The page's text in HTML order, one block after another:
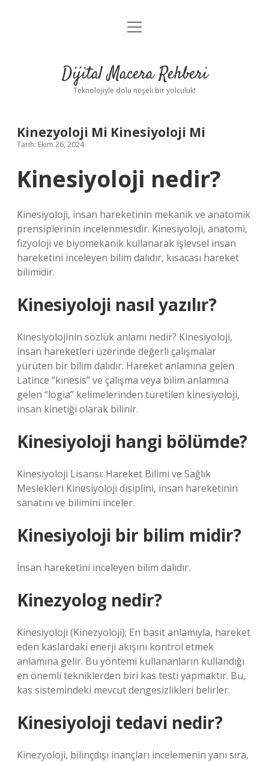
Anasayfa
Yasal Uyarı
menüyü
Dijital Macera Rehberi
Teknolojiyle dolu neşeli bir yolculuk!
Kinezyoloji Mi Kinesiyoloji Mi
Tarih: Ekim 26, 2024
Kinesiyoloji nedir?
Kinesiyoloji, insan hareketinin mekanik ve anatomik
prensiplerinin incelenmesidir. Kinesiyoloji, anatomi,
fizyoloji ve biyomekanik kullanarak işlevsel insan
hareketini inceleyen bilim dalıdır, kısacası hareket
bilimidir.
Kinesiyoloji nasıl yazılır?
Kinesiyolojinin sözlük anlamı nedir? Kinesiyoloji,
insan hareketleri üzerinde değerli çalışmalar
yürüten bir bilim dalıdır. Hareket anlamına gelen
Latince “kinesis” ve çalışma veya bilim anlamına
gelen “logia” kelimelerinden türetilen kinesiyoloji,
insan kinetiği olarak bilinir.
Kinesiyoloji hangi bölümde?
Kinesiyoloji Lisansı: Hareket Bilimi ve Sağlık
Meslekleri Kinesiyoloji disiplini, insan hareketinin
sanatını ve bilimini inceler.
Kinesiyoloji bir bilim midir?
İnsan hareketini inceleyen bilim dalıdır.
Kinezyolog nedir?
Kinesiyoloji (Kinezyoloji); En basit anlamıyla, hareket
eden kaslardaki enerji akışını kontrol etmek
anlamına gelir. Bu yöntemi kullananların kullandığı
en önemli tekniklerden biri kas testi yapmaktır. Bu,
kas sistemindeki mevcut dengesizlikleri belirler.
Kinesiyoloji tedavi nedir?
Kinezyoloji, bilinçdışı inançları incelemenin yanı sıra,